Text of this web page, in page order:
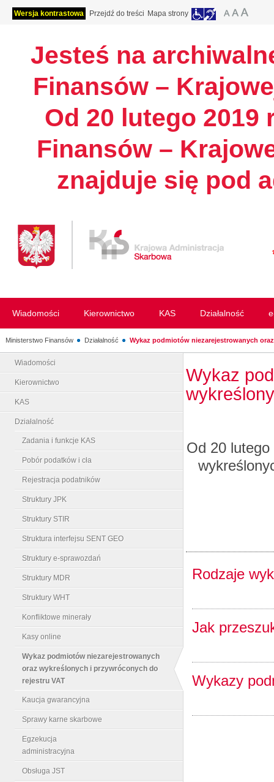
Wersja kontrastowa Przejdź do treści Mapa strony
Jesteś na
Finansów –
Od 20 lutego 2019
Finansów –
znajduje się pod
Wiadomości Kierownictwo KAS Działalność
Ministerstwo Finansów Działalność Wykaz podmiotów niezarejestrowanych
Wiadomości
Kierownictwo
KAS
Działalność
Zadania i funkcje KAS
Pobór podatków i cła
Rejestracja podatników
Struktury JPK
Struktury STIR
Struktura interfejsu SENT GEO
Struktury e-sprawozdań
Struktury MDR
Struktury WHT
Konfliktowe minerały
Kasy online
Wykaz podmiotów niezarejestrowanych
oraz wykreślonych i przywróconych do
rejestru VAT
Kaucja gwarancyjna
Sprawy karne skarbowe
Egzekucja
administracyjna
Obsługa JST
Wykaz
Od 20
Rodzaje
Jak
Wykazy